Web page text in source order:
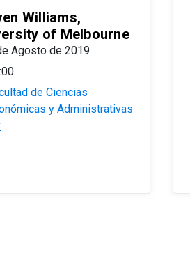
Williams,
of Melbourne
Agosto de 2019
de Ciencias
y Administrativas